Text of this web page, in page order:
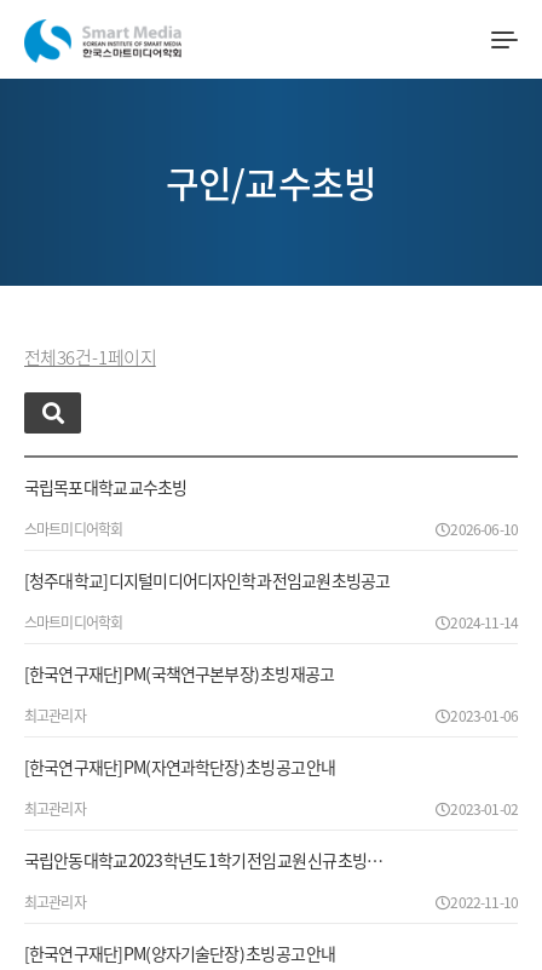
구인/교수초빙
전체 36 건 - 1 페이지
국립목포대학교 교수초빙
스마트미디어학회 2026-06-10
[청주대학교] 디지털미디어디자인학과 전임교원 초빙공고
스마트미디어학회 2024-11-14
[한국연구재단] PM(국책연구본부장) 초빙 재공고
최고관리자 2023-01-06
[한국연구재단] PM(자연과학단장) 초빙 공고 안내
최고관리자 2023-01-02
국립안동대학교 2023학년도 1학기 전임교원 신규 초빙…
최고관리자 2022-11-10
[한국연구재단] PM(양자기술단장) 초빙 공고 안내